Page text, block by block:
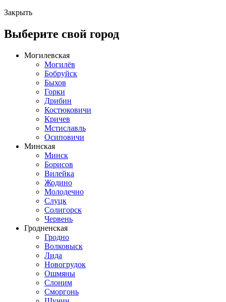
Закрыть
Выберите свой город
Могилевская
Могилёв
Бобруйск
Быхов
Горки
Дрибин
Костюковичи
Кричев
Мстиславль
Осиповичи
Минская
Минск
Борисов
Вилейка
Жодино
Молодечно
Слуцк
Солигорск
Червень
Гродненская
Гродно
Волковыск
Лида
Новогрудок
Ошмяны
Слоним
Сморгонь